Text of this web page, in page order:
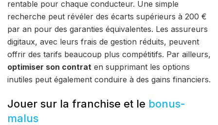
rentable pour chaque conducteur. Une simple
recherche peut révéler des écarts supérieurs à 200 €
par an pour des garanties équivalentes. Les assureurs
digitaux, avec leurs frais de gestion réduits, peuvent
offrir des tarifs beaucoup plus compétitifs. Par ailleurs,
optimiser son contrat en supprimant les options
inutiles peut également conduire à des gains financiers.
Jouer sur la franchise et le bonus-
malus